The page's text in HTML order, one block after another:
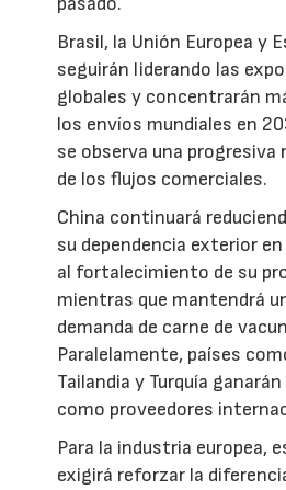
Brasil, la Unión Europea y
seguirán liderando las
globales y concentrarán
los envíos mundiales en
se observa una progresiva
de los flujos comerciales.
China continuará
su dependencia exterior
al fortalecimiento de su
mientras que mantendrá
demanda de carne de
Paralelamente, países
Tailandia y Turquía
como proveedores
Para la industria europea,
exigirá reforzar la